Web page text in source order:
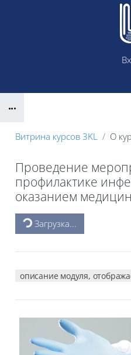
Перейти к основному
Витрина курсов 3KL О
Проведение
профилактике
оказанием
БлокиЗагрузка...
описание модуля,